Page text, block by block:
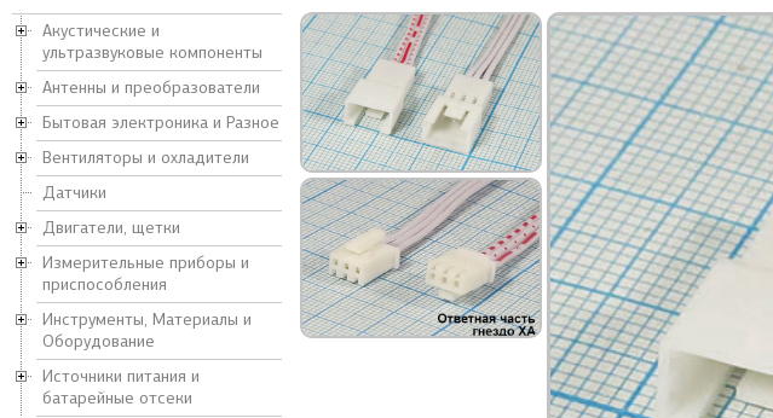
Акустические и
ультразвуковые компоненты
Антенны и преобразователи
Бытовая электроника и Разное
Вентиляторы и охладители
Датчики
Двигатели, щетки
Измерительные приборы и
приспособления
Инструменты, Материалы и
Оборудование
Источники питания и
батарейные отсеки